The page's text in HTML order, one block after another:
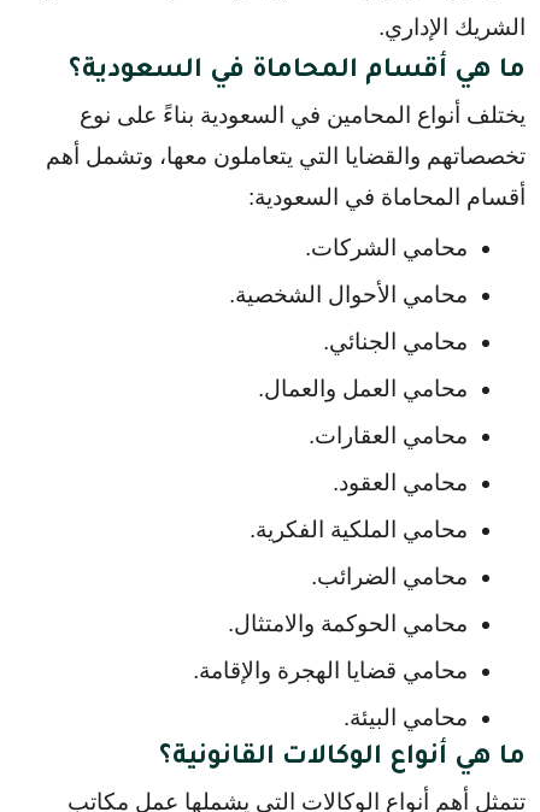
الشريك الإداري.
ما هي أقسام المحاماة في السعودية؟
أقسام المحاماة في السعودية:
محامي الشركات.
محامي الأحوال الشخصية.
محامي الجنائي.
محامي العمل والعمال.
محامي العقارات.
محامي العقود.
محامي الملكية الفكرية.
محامي الضرائب.
محامي الحوكمة والامتثال.
محامي قضايا الهجرة والإقامة.
محامي البيئة.
ما هي أنواع الوكالات القانونية؟